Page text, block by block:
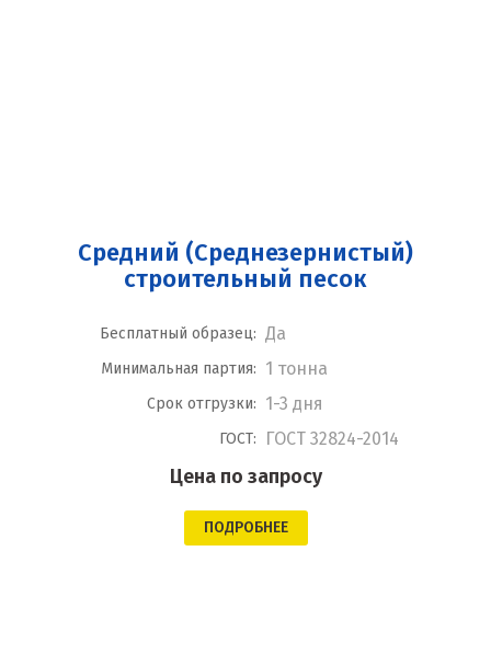
Средний (Среднезернистый)
строительный песок
Бесплатный образец: Да
Минимальная партия: 1 тонна
Срок отгрузки: 1-3 дня
ГОСТ: ГОСТ 32824-2014
Цена по запросу
ПОДРОБНЕЕ